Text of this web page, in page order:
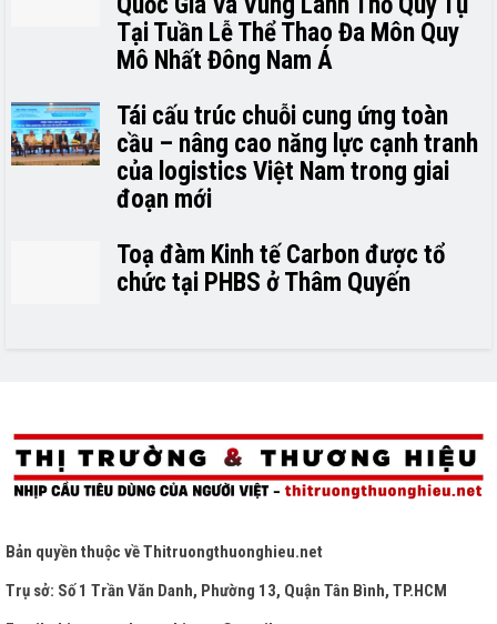
Tại Tuần Lễ Thể Thao Đa Môn Quy
Mô Nhất Đông Nam Á
Tái cấu trúc chuỗi cung ứng toàn
cầu – nâng cao năng lực cạnh tranh
của logistics Việt Nam trong giai
đoạn mới
Toạ đàm Kinh tế Carbon được tổ
chức tại PHBS ở Thâm Quyến
Bản quyền thuộc vềThitruongthuonghieu.net
Trụ sở: Số 1 Trần Văn Danh, Phường 13, Quận Tân Bình, TP.HCM